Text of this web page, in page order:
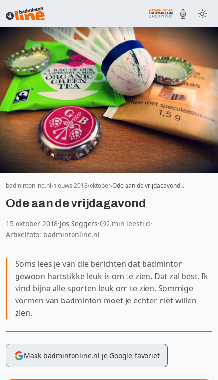
badmintonline.nl nieuws 2018 oktober Ode aan de vrijdagavond…
Ode aan de vrijdagavond
15 oktober 2018·Jos Seggers· 2 min leestijd·
Artikelfoto: badmintonline.nl
Soms lees je van die berichten dat badminton
gewoon hartstikke leuk is om te zien. Dat zal best. Ik
vind bijna alle sporten leuk om te zien. Sommige
vormen van badminton moet je echter niet willen
zien.
Maak badmintonline.nl je Google-favoriet